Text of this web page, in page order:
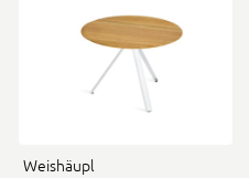
Weishäupl